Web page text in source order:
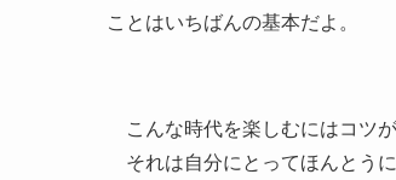
ことはいちばんの基本だよ。
こんな時代を楽しむにはコツが
それは自分にとってほんとう